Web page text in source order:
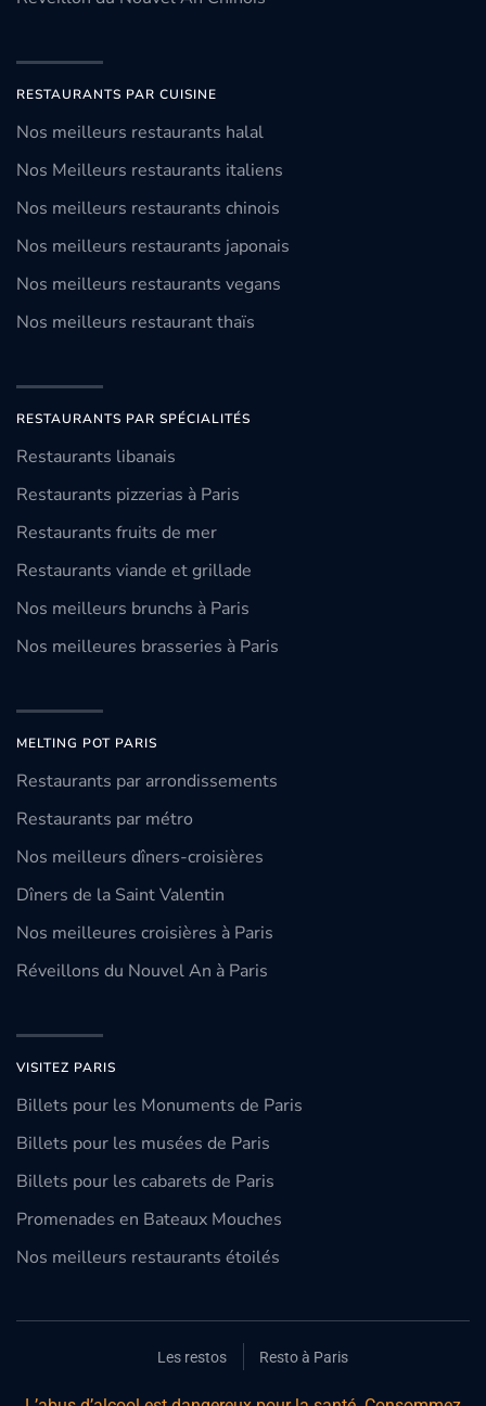
RESTAURANTS PAR CUISINE
Nos meilleurs restaurants halal
Nos Meilleurs restaurants italiens
Nos meilleurs restaurants chinois
Nos meilleurs restaurants japonais
Nos meilleurs restaurants vegans
Nos meilleurs restaurant thaïs
RESTAURANTS PAR SPÉCIALITÉS
Restaurants libanais
Restaurants pizzerias à Paris
Restaurants fruits de mer
Restaurants viande et grillade
Nos meilleurs brunchs à Paris
Nos meilleures brasseries à Paris
MELTING POT PARIS
Restaurants par arrondissements
Restaurants par métro
Nos meilleurs dîners-croisières
Dîners de la Saint Valentin
Nos meilleures croisières à Paris
Réveillons du Nouvel An à Paris
VISITEZ PARIS
Billets pour les Monuments de Paris
Billets pour les musées de Paris
Billets pour les cabarets de Paris
Promenades en Bateaux Mouches
Nos meilleurs restaurants étoilés
Les restos Resto à Paris